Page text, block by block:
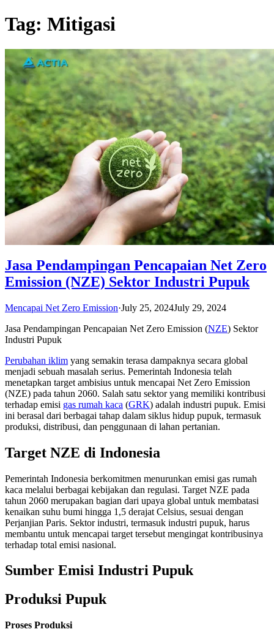
Tag: Mitigasi
Jasa Pendampingan Pencapaian Net Zero
Emission (NZE) Sektor Industri Pupuk
Mencapai Net Zero Emission·July 25, 2024July 29, 2024
Jasa Pendampingan Pencapaian Net Zero Emission (NZE) Sektor
Industri Pupuk
Perubahan iklim yang semakin terasa dampaknya secara global
menjadi sebuah masalah serius. Pemerintah Indonesia telah
menetapkan target ambisius untuk mencapai Net Zero Emission
(NZE) pada tahun 2060. Salah satu sektor yang memiliki kontribusi
terhadap emisi gas rumah kaca (GRK) adalah industri pupuk. Emisi
ini berasal dari berbagai tahap dalam siklus hidup pupuk, termasuk
produksi, distribusi, dan penggunaan di lahan pertanian.
Target NZE di Indonesia
Pemerintah Indonesia berkomitmen menurunkan emisi gas rumah
kaca melalui berbagai kebijakan dan regulasi. Target NZE pada
tahun 2060 merupakan bagian dari upaya global untuk membatasi
kenaikan suhu bumi hingga 1,5 derajat Celsius, sesuai dengan
Perjanjian Paris. Sektor industri, termasuk industri pupuk, harus
membantu untuk mencapai target tersebut mengingat kontribusinya
terhadap total emisi nasional.
Sumber Emisi Industri Pupuk
Produksi Pupuk
Proses Produksi